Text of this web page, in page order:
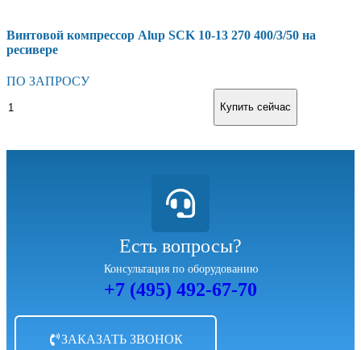
Винтовой компрессор Alup SCK 10-13 270 400/3/50 на
ресивере
ПО ЗАПРОСУ
Купить сейчас
Есть вопросы?
Консультация по оборудованию
+7 (495) 492-67-70
ЗАКАЗАТЬ ЗВОНОК